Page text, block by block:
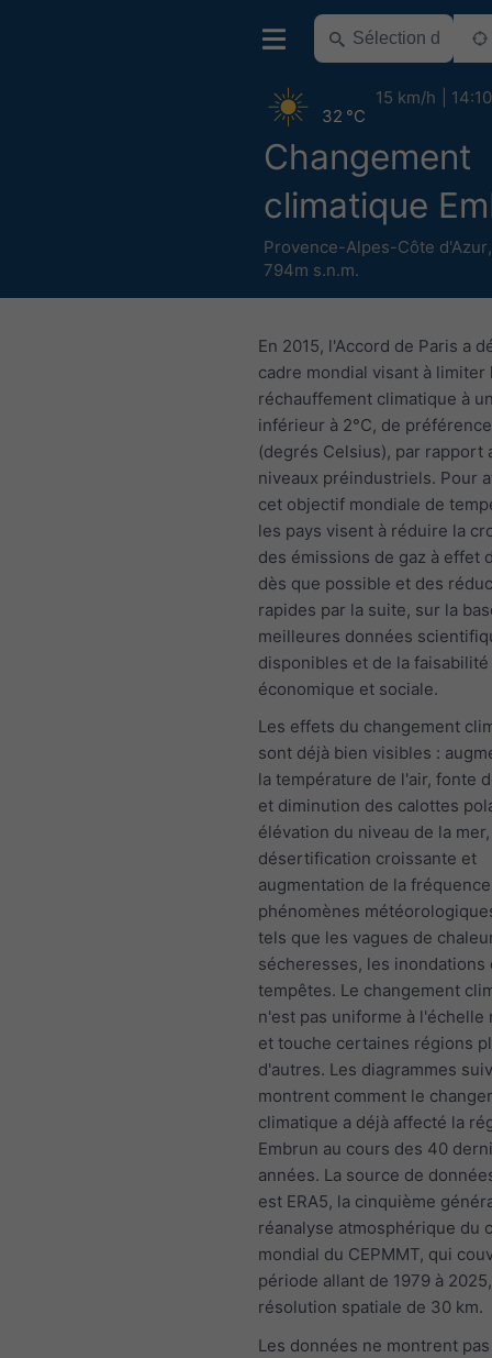
Changement
climatique
Provence-Alpes-Côte d'Azur
794m s.n.m.
32 °C
15 km/h 14:10
En 2015, l'Accord de Paris a
cadre mondial visant à limiter
réchauffement climatique à
inférieur à 2°C, de préférence
(degrés Celsius), par rapport
niveaux préindustriels. Pour
cet objectif mondiale de
les pays visent à réduire la
des émissions de gaz à effet
dès que possible et des
rapides par la suite, sur la
meilleures données
disponibles et de la faisabilité
économique et sociale.
Les effets du changement
sont déjà bien visibles :
la température de l'air, fonte
et diminution des calottes
élévation du niveau de la mer,
désertification croissante et
augmentation de la
phénomènes
tels que les vagues de
sécheresses, les inondations
tempêtes. Le changement
n'est pas uniforme à l'échelle
et touche certaines régions
d'autres. Les diagrammes
montrent comment le
climatique a déjà affecté la
Embrun au cours des 40
années. La source de
est ERA5, la cinquième
réanalyse atmosphérique du
mondial du CEPMMT, qui
période allant de 1979 à
résolution spatiale de 30 km.
Les données ne montrent